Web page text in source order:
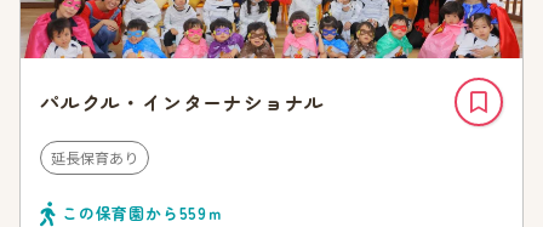
パルクル・インターナショナル
延長保育あり
この保育園から559ｍ